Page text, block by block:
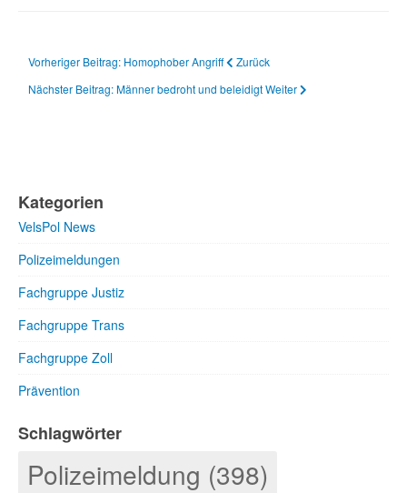
Vorheriger Beitrag: Homophober Angriff
Zurück
Nächster Beitrag: Männer bedroht und beleidigtWeiter
Kategorien
VelsPol News
Polizeimeldungen
Fachgruppe Justiz
Fachgruppe Trans
Fachgruppe Zoll
Prävention
Schlagwörter
Polizeimeldung (398)